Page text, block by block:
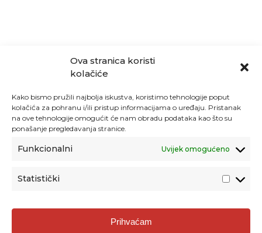
Ova stranica koristi
kolačiće
Kako bismo pružili najbolja iskustva, koristimo tehnologije poput
kolačića za pohranu i/ili pristup informacijama o uređaju. Pristanak
na ove tehnologije omogućit će nam obradu podataka kao što su
ponašanje pregledavanja stranice.
Funkcionalni Uvijek omogućeno
Statistički
Prihvaćam
Agencija za odgoj i obrazovanje